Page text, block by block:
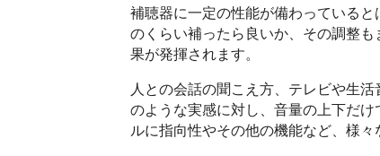
補聴器に一定の性能が備わっている
のくらい補ったら良いか、その調整
果が発揮されます。
人との会話の聞こえ方、テレビや生
のような実感に対し、音量の上下だ
ルに指向性やその他の機能など、様